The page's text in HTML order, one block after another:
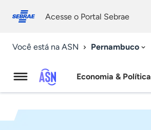
conosco
Acesse o Portal Sebrae
Você está na ASN Pernambuco
Agência
Sebrae
Economia & Política